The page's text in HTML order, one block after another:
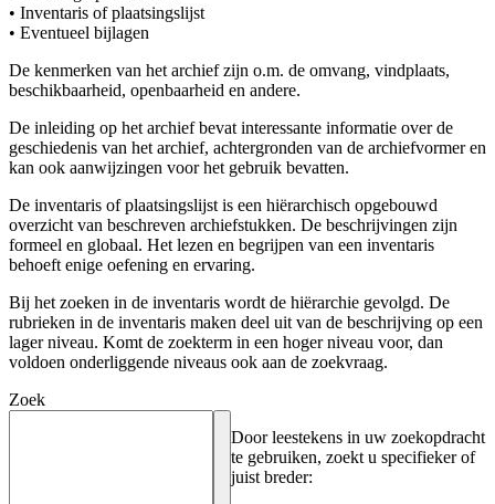
• Inventaris of plaatsingslijst
• Eventueel bijlagen
De kenmerken van het archief zijn o.m. de omvang, vindplaats,
beschikbaarheid, openbaarheid en andere.
De inleiding op het archief bevat interessante informatie over de
geschiedenis van het archief, achtergronden van de archiefvormer en
kan ook aanwijzingen voor het gebruik bevatten.
De inventaris of plaatsingslijst is een hiërarchisch opgebouwd
overzicht van beschreven archiefstukken. De beschrijvingen zijn
formeel en globaal. Het lezen en begrijpen van een inventaris
behoeft enige oefening en ervaring.
Bij het zoeken in de inventaris wordt de hiërarchie gevolgd. De
rubrieken in de inventaris maken deel uit van de beschrijving op een
lager niveau. Komt de zoekterm in een hoger niveau voor, dan
voldoen onderliggende niveaus ook aan de zoekvraag.
Zoek
Door leestekens in uw zoekopdracht
te gebruiken, zoekt u specifieker of
juist breder: